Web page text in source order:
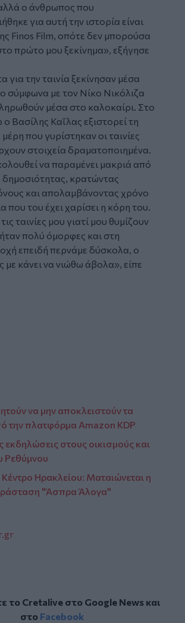
ο άνθρωπος που
για αυτή την ιστορία είναι
Finos Film, οπότε δεν μπορούσα
πρώτο μου ξεκίνημα», εξήγησε
για την ταινία ξεκίνησαν μέσα
σύμφωνα με τον Νίκο Νικόλιζα
μέσα στο καλοκαίρι. Στο
ο Βασίλης Καΐλας εξιστορεί τη
που γυρίστηκαν οι ταινίες
στοιχεία δραματοποιημένα.
να παραμένει μακριά από
κρατώντας
και απολαμβάνοντας χρόνο
που του έχει χαρίσει η κόρη του.
ταινίες μου γιατί μου θυμίζουν
πολύ όμορφες και στη
επειδή περνάμε δύσκολα, ο
με κάνει να νιώθω άβολα», είπε
να μην αποκλειστούν τα
την πλατφόρμα Amazon KDP
εκδηλώσεις στους οικισμούς και
Ρεθύμνου
Κέντρο Ηρακλείου: Ματαιώνεται η
"Άσπρα Άλογα"
το Cretalive στο Google Newsκαι
στο Facebook